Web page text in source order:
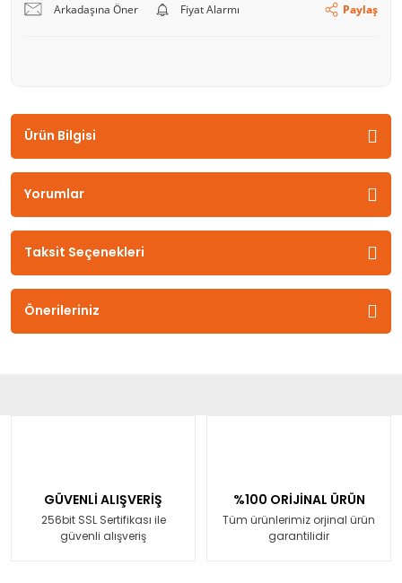
Arkadaşına Öner Fiyat Alarmı Paylaş
Ürün Bilgisi
Yorumlar
Taksit Seçenekleri
Önerileriniz
GÜVENLİ ALIŞVERİŞ
256bit SSL Sertifikası ile
güvenli alışveriş
%100 ORİJİNAL ÜRÜN
Tüm ürünlerimiz orjinal ürün
garantilidir